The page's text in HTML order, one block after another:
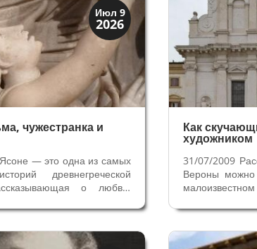
Июл 9
2026
чужестранка и
— это одна из самых
древнегреческой
о любви,
как царевна-волшебница
Золотое Руно, но
совершила
Как
художником
31/07/2009
Вероны можно
Сан
написанного